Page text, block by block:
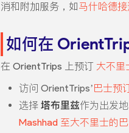
消和附加服务，如马什哈德接
如何在
在 OrientTrips 上预订 大不里
访问 OrientTrips’巴士预
选择 塔布里兹作为出发地
Mashhad 至大不里士的